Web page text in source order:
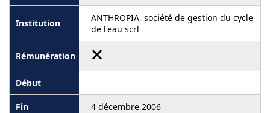
ANTHROPIA, société de gestion du cycle
de l'eau scrl
4 décembre 2006